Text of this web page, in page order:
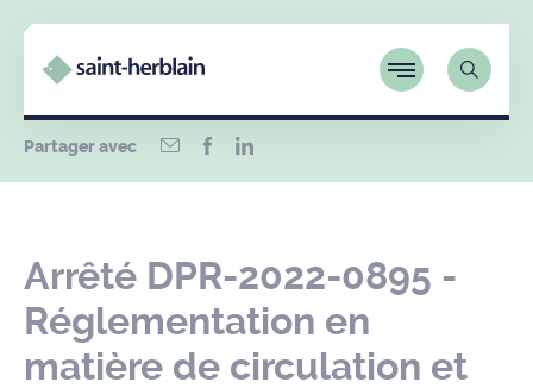
Partager avec
Arrêté DPR-2022-0895 -
Réglementation en
matière de circulation et